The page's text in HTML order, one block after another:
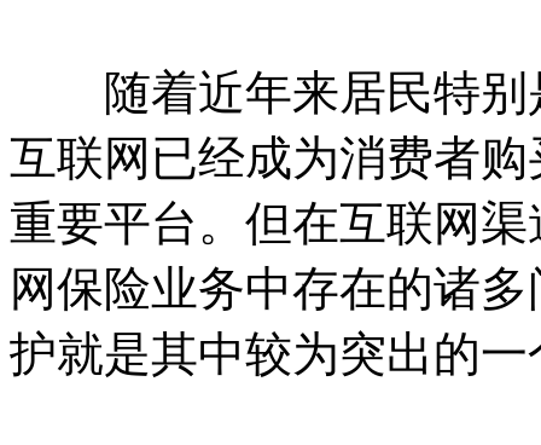
随着近年来居民特别
互联网已经成为消费者
重要平台。但在互联网
网保险业务中存在的诸
护就是其中较为突出的一